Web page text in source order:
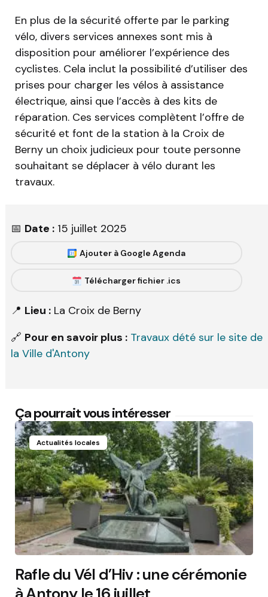
En plus de la sécurité offerte par le parking
vélo, divers services annexes sont mis à
disposition pour améliorer l’expérience des
cyclistes. Cela inclut la possibilité d’utiliser des
prises pour charger les vélos à assistance
électrique, ainsi que l’accès à des kits de
réparation. Ces services complètent l’offre de
sécurité et font de la station à la Croix de
Berny un choix judicieux pour toute personne
souhaitant se déplacer à vélo durant les
travaux.
📅 Date : 15 juillet 2025
Ajouter à Google Agenda
Télécharger fichier .ics
📍 Lieu : La Croix de Berny
🔗 Pour en savoir plus : Travaux dété sur le site de
la Ville d'Antony
Ça pourrait vous intéresser
Actualités locales
Rafle du Vél d’Hiv : une cérémonie